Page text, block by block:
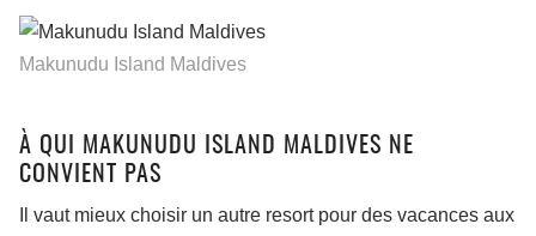
Makunudu Island Maldives
À QUI MAKUNUDU ISLAND MALDIVES NE
CONVIENT PAS
Il vaut mieux choisir un autre resort pour des vacances aux